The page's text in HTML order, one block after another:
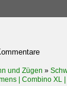
und Zügen »
| Combino XL